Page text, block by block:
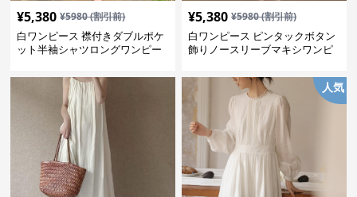
¥5,380 ¥5980(割引前)
白ワンピース 襟付きダブルポケ
ット半袖シャツロングワンピー
¥5,380 ¥5980(割引前)
白ワンピース ピンタックボタン
飾りノースリーブマキシワンピ
人気